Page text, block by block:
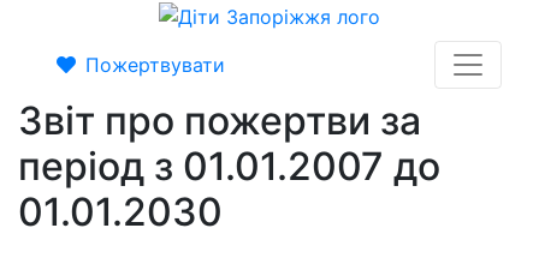
Пожертвувати
Звіт про пожертви за
період з 01.01.2007 до
01.01.2030